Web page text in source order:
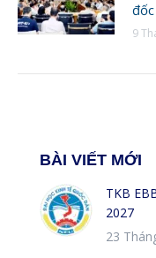
9
BÀI VIẾT MỚI
TKB
2027
23